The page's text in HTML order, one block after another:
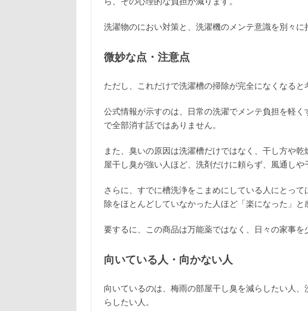
洗濯物のにおい対策と、洗濯機のメンテ意識を別々に
微妙な点・注意点
ただし、これだけで洗濯槽の掃除が完全になくなると
公式情報が示すのは、日常の洗濯でメンテ負担を軽
で全部消す話ではありません。
また、臭いの原因は洗濯槽だけではなく、干し方や
屋干し臭が強い人ほど、洗剤だけに頼らず、風通しや
さらに、すでに槽洗浄をこまめにしている人にとっ
除をほとんどしていなかった人ほど「楽になった」と
要するに、この商品は万能薬ではなく、日々の家事を
向いている人・向かない人
向いているのは、梅雨の部屋干し臭を減らしたい人
らしたい人。